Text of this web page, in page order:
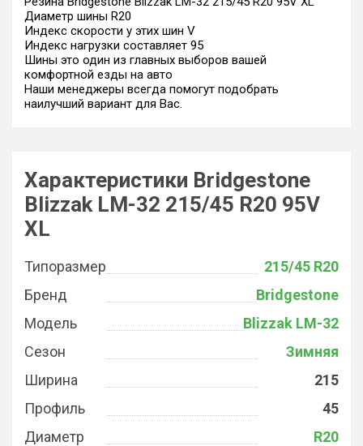
Диаметр шины R20
Индекс скорости у этих шин V
Индекс нагрузки составляет 95
Шины это один из главных выборов вашей
комфортной езды на авто
Наши менеджеры всегда помогут подобрать
наилучший вариант для Вас.
Характеристики Bridgestone
Blizzak LM-32 215/45 R20 95V
XL
Типоразмер
215/45 R20
Бренд
Bridgestone
Модель
Blizzak LM-32
Сезон
Зимняя
Ширина
215
Профиль
45
Диаметр
R20